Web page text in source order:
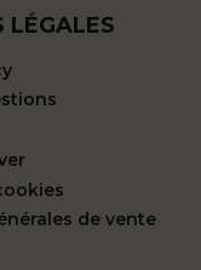
LÉGALES
de vente